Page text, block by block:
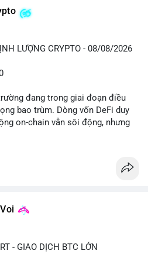
LƯỢNG CRYPTO - 08/08/2026
đang trong giai đoạn điều
bao trùm. Dòng vốn DeFi duy
on-chain vẫn sôi động, nhưng
Tổng TVL DeFi đạt
lại như Tron (4,84 tỷ), BSC
(4,67 tỷ). Đáng chú ý, tổng
tỷ. Sự ổn định của stablecoin cho
kể.
- GIAO DỊCH BTC LỚN